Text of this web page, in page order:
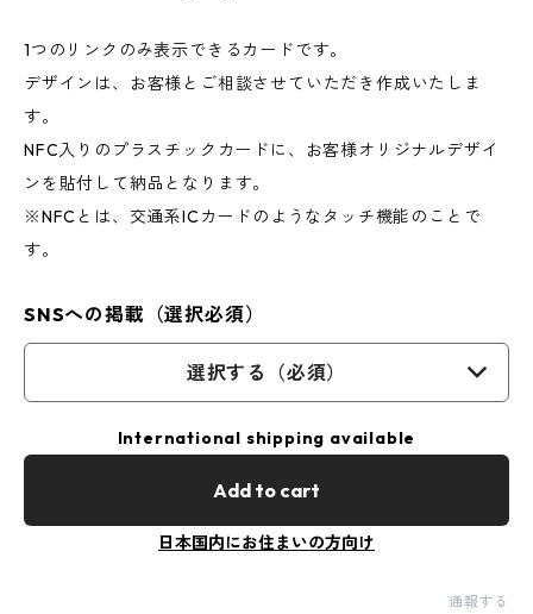
1つのリンクのみ表示できるカードです。
デザインは、お客様とご相談させていただき作成いたしま
す。
NFC入りのプラスチックカードに、お客様オリジナルデザイ
ンを貼付して納品となります。
※NFCとは、交通系ICカードのようなタッチ機能のことで
す。
SNSへの掲載（選択必須）
選択する（必須）
International shipping available
Add to cart
日本国内にお住まいの方向け
通報する